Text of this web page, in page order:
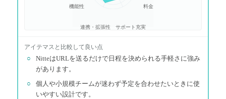
料金
サポート充実
連携・拡張性
機能性
アイテマス と比較して良い点
○
NitteはURLを送るだけで日程を決められる手軽さに強み
があります。
○
個人や小規模チームが迷わず予定を合わせたいときに使
いやすい設計です。